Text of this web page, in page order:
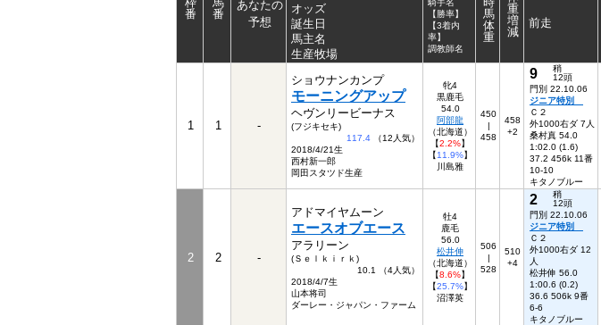
番
番
あなたの
予想
オッズ
誕生日
馬主名
生産牧場
【勝率】
【3着内
率】
調教師名
馬
体
重
重
増
減
前走
1 1 -
ショウナンカンプ
モーニングアップ
ヘヴンリービーナス
(フジキセキ)
117.4 （12人気）
2018/4/21生
西村新一郎
岡田スタツド生産
牝4
黒鹿毛
54.0
阿部龍
（北海道）
【2.2%】
【11.9%】
川島雅
450
|
458
458
+2
9
稍
12頭
門別 22.10.06
ジニア特別
Ｃ２
外1000右ダ 7人
桑村真 54.0
1:02.0 (1.6)
37.2 456k 11番
10-10
キタノブルー
2 2 -
アドマイヤムーン
エースオブエース
アラリーン
(Ｓｅｌｋｉｒｋ)
10.1 （4人気）
2018/4/7生
山本将司
ダーレー・ジャパン・ファーム
牡4
鹿毛
56.0
松井伸
（北海道）
【8.6%】
【25.7%】
沼澤英
506
|
528
510
+4
2
稍
12頭
門別 22.10.06
ジニア特別
Ｃ２
外1000右ダ 12
人
松井伸 56.0
1:00.6 (0.2)
36.6 506k 9番
6-6
キタノブルー